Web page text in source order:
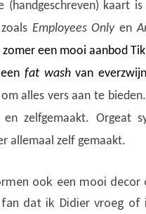
(handgeschreven) kaart
Employees Onlyen
een mooi aanbod
eenfat washvan
alles vers aan te
zelfgemaakt. Orgeat
allemaal zelf gemaakt.
ook een mooi decor
dat ik Didier vroeg